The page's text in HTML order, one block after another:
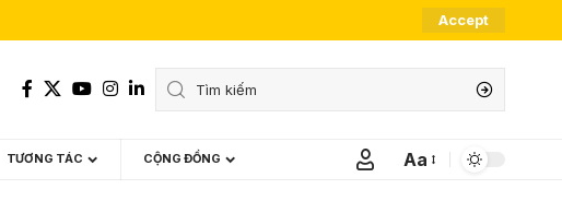
Accept
TƯƠNG TÁC CỘNG ĐỒNG
Font
Aa